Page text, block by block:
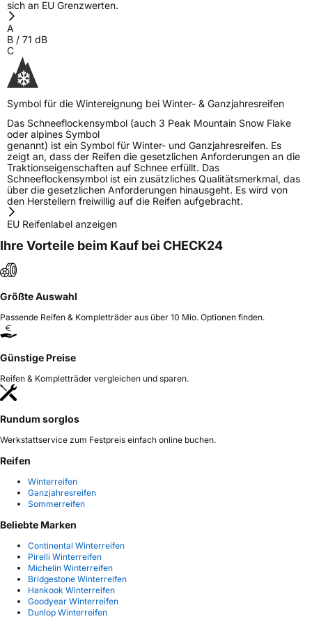
sich an EU Grenzwerten.
A
B / 71 dB
C
Symbol für die Wintereignung bei Winter- & Ganzjahresreifen
Das Schneeflockensymbol (auch 3 Peak Mountain Snow Flake
oder alpines Symbol
genannt) ist ein Symbol für Winter- und Ganzjahresreifen. Es
zeigt an, dass der Reifen die gesetzlichen Anforderungen an die
Traktionseigenschaften auf Schnee erfüllt. Das
Schneeflockensymbol ist ein zusätzliches Qualitätsmerkmal, das
über die gesetzlichen Anforderungen hinausgeht. Es wird von
den Herstellern freiwillig auf die Reifen aufgebracht.
EU Reifenlabel anzeigen
Ihre Vorteile beim Kauf bei CHECK24
Größte Auswahl
Passende Reifen & Kompletträder aus über 10 Mio. Optionen finden.
Günstige Preise
Reifen & Kompletträder vergleichen und sparen.
Rundum sorglos
Werkstattservice zum Festpreis einfach online buchen.
Reifen
Winterreifen
Ganzjahresreifen
Sommerreifen
Beliebte Marken
Continental Winterreifen
Pirelli Winterreifen
Michelin Winterreifen
Bridgestone Winterreifen
Hankook Winterreifen
Goodyear Winterreifen
Dunlop Winterreifen